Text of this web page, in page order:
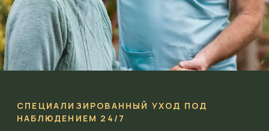
СПЕЦИАЛИЗИРОВАННЫЙ УХОД ПОД
НАБЛЮДЕНИЕМ 24/7